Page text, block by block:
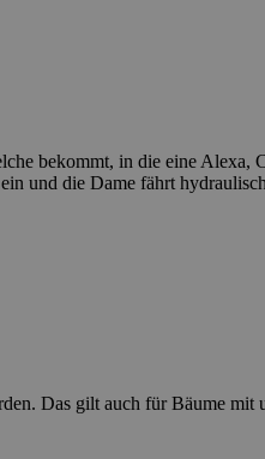
bekommt, in die eine
und die Dame fährt
Das gilt auch für Bäume mit